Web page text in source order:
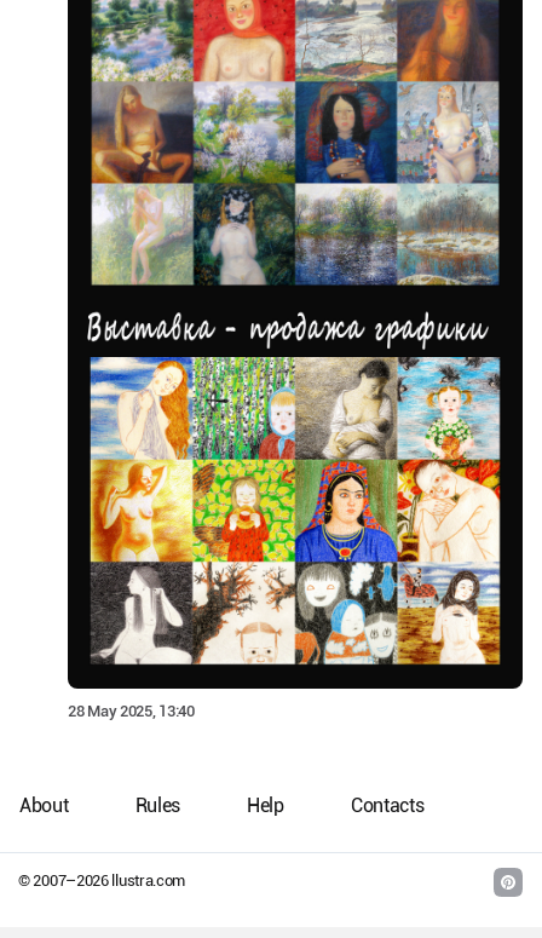
28 May 2025, 13:40
© 2007–2026llustra.com
About Rules Help Contacts